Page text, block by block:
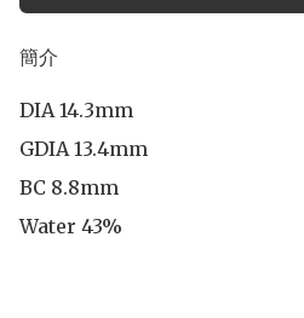
簡介
DIA 14.3mm
GDIA 13.4mm
BC 8.8mm
Water 43%